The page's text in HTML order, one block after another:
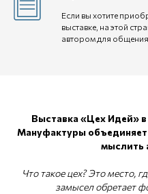
Если вы хотите
выставке, на этой
автором для
Выставка «Цех Идей»
Мануфактуры
мыслить
Что такое цех? Это место,
замысел обретает